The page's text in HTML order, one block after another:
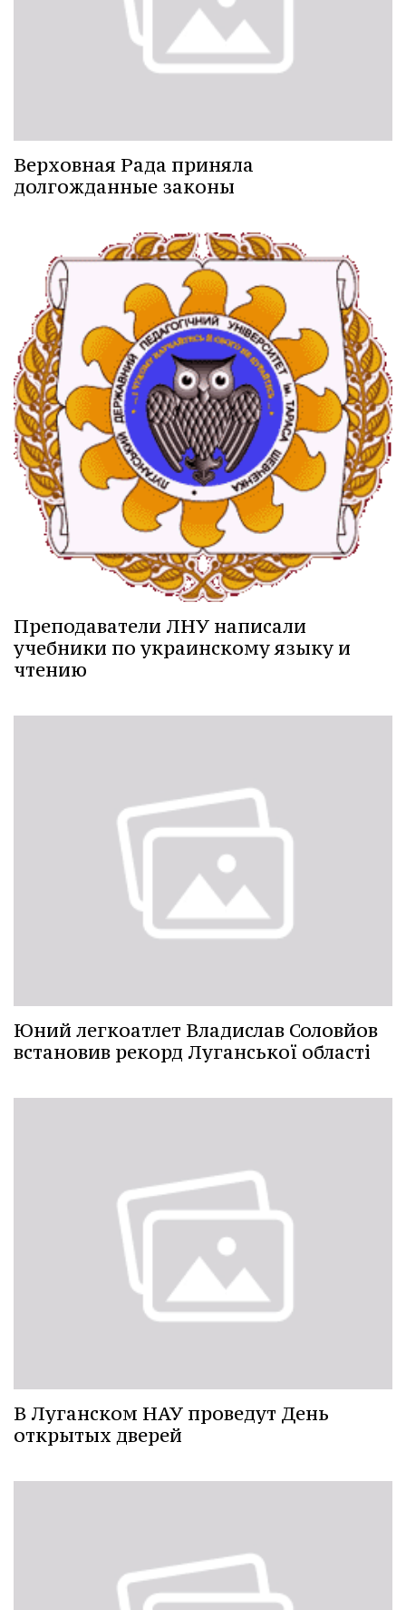
Верховная Рада приняла
долгожданные законы
Преподаватели ЛНУ написали
учебники по украинскому языку и
чтению
Юний легкоатлет Владислав Соловйов
встановив рекорд Луганської області
В Луганском НАУ проведут День
открытых дверей